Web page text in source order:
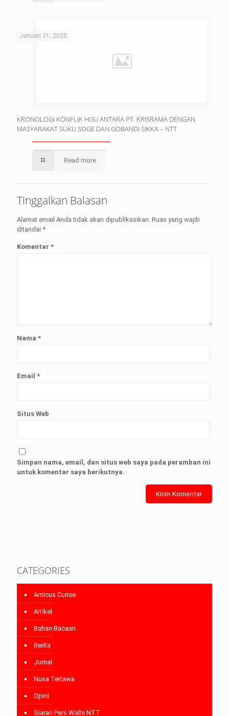
Januari 31, 2025
KRONOLOGI KONFLIK HGU ANTARA PT. KRISRAMA DENGAN
MASYARAKAT SUKU SOGE DAN GOBANDI SIKKA – NTT
Read more
Tinggalkan Balasan
Alamat email Anda tidak akan dipublikasikan. Ruas yang wajib
ditandai *
Komentar *
Nama *
Email *
Situs Web
Simpan nama, email, dan situs web saya pada peramban ini
untuk komentar saya berikutnya.
CATEGORIES
Amicus Curiae
Artikel
Bahan Bacaan
Berita
Jurnal
Nusa Tertawa
Opini
Siaran Pers Walhi NTT